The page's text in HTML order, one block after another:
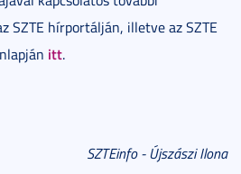
SZTE hírportálján, illetve az SZTE
itt.
SZTEinfo - Újszászi Ilona